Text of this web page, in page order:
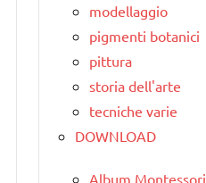
modellaggio
pigmenti botanici
pittura
storia dell'arte
tecniche varie
DOWNLOAD
Album Montessori